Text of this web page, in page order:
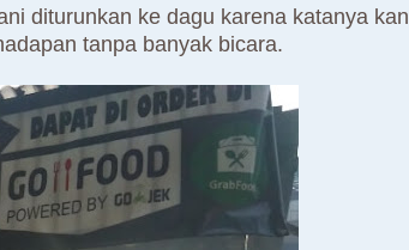
diturunkan ke dagu karena katanya kan
tanpa banyak bicara.